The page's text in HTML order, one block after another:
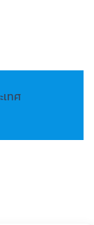
ทศ